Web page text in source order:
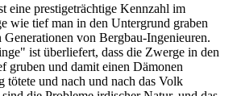
eine prestigeträchtige Kennzahl im
wie tief man in den Untergrund graben
Generationen von Bergbau-Ingenieuren.
ist überliefert, dass die Zwerge in den
gruben und damit einen Dämonen
tötete und nach und nach das Volk